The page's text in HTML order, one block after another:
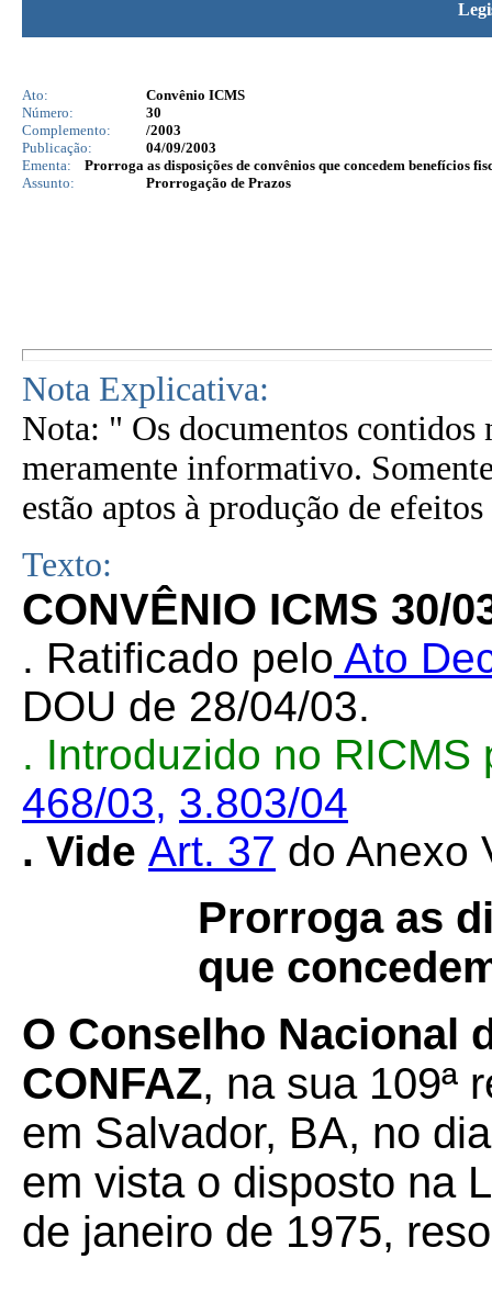
Ato:
Convênio ICMS
Número:
30
Complemento:
/2003
Publicação:
04/09/2003
Ementa:
Prorroga as disposições de convênios que concedem benefícios
Assunto:
Prorrogação de Prazos
Nota Explicativa:
Nota: " Os documentos contidos
meramente informativo.
estão aptos à produção de
Texto:
CONVÊNIO ICMS 30/
. Ratificado pelo Ato
DOU de 28/04/03.
. Introduzido no
468/03, 3.803/04
. Vide Art. 37 do Anexo
Prorroga as
que
O Conselho Nacional
CONFAZ, na sua 109ª
em Salvador, BA, no
em vista o disposto na
de janeiro de 1975,